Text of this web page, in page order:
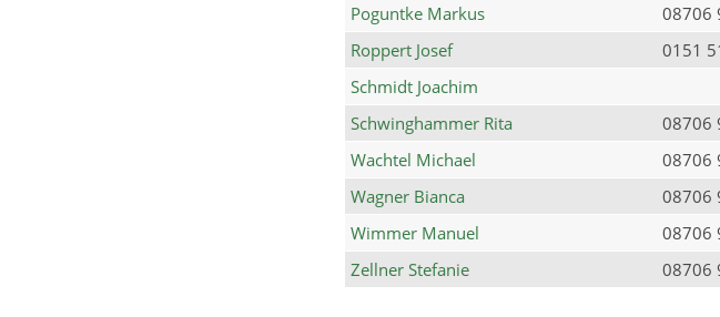
Poguntke Markus
08706
Roppert Josef
0151
Schmidt Joachim
Schwinghammer Rita
08706
Wachtel Michael
08706
Wagner Bianca
08706
Wimmer Manuel
08706
Zellner Stefanie
08706